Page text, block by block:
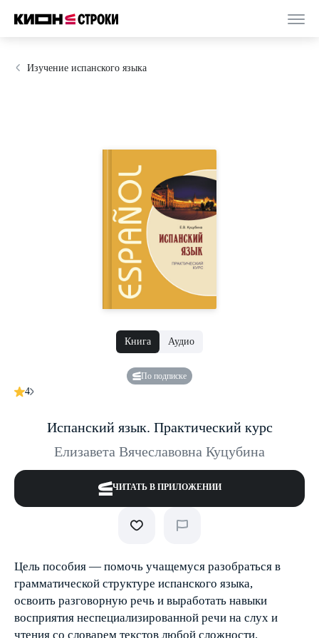
Изучение испанского языка
Книга Аудио
По подписке
4
Испанский язык. Практический курс
Елизавета Вячеславовна Куцубина
ЧИТАТЬ В ПРИЛОЖЕНИИ
Цель пособия — помочь учащемуся разобраться в
грамматической структуре испанского языка,
освоить разговорную речь и выработать навыки
восприятия неспециализированной речи на слух и
чтения со словарем текстов любой сложности.